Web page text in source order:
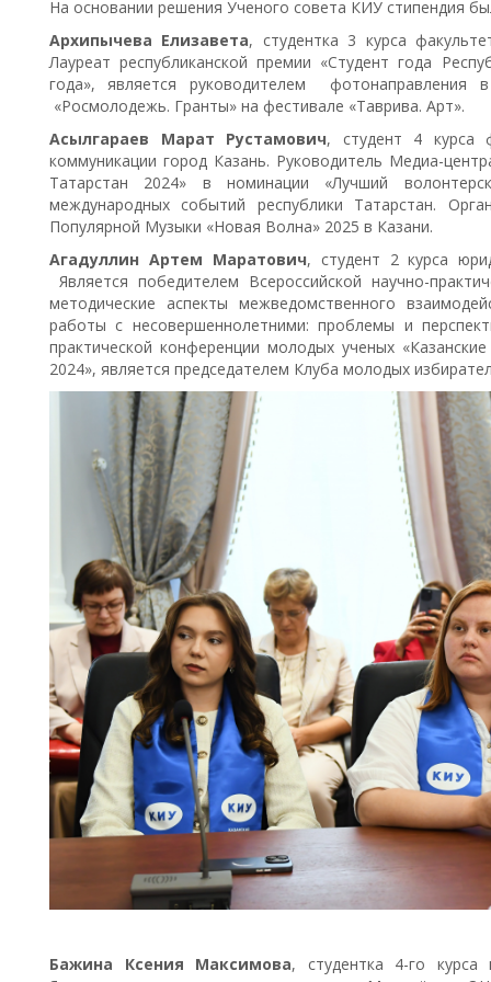
На основании решения Ученого совета КИУ стипендия
Архипычева Елизавета, студентка 3 курса
Лауреат республиканской премии «Студент года
года», является руководителем
«Росмолодежь. Гранты» на фестивале «Таврива. Арт».
Асылгараев Марат Рустамович, студент 4 курса
коммуникации город Казань. Руководитель Медиа-
Татарстан 2024» в номинации «Лучший
международных событий республики Татарстан.
Популярной Музыки «Новая Волна» 2025 в Казани.
Агадуллин Артем Маратович, студент 2 курса
Является победителем Всероссийской научно-
методические аспекты межведомственного
работы с несовершеннолетними: проблемы и
практической конференции молодых ученых
2024», является председателем Клуба молодых
Бажина Ксения Максимова, студентка 4-го